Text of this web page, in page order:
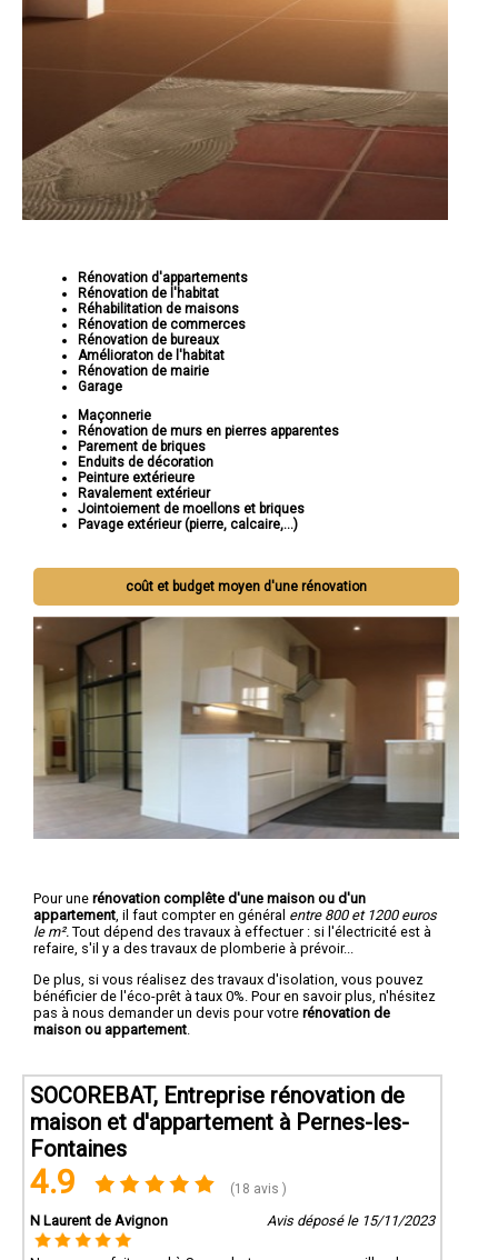
Rénovation d'appartements
Rénovation de l'habitat
Réhabilitation de maisons
Rénovation de commerces
Rénovation de bureaux
Amélioraton de l'habitat
Rénovation de mairie
Garage
Maçonnerie
Rénovation de murs en pierres apparentes
Parement de briques
Enduits de décoration
Peinture extérieure
Ravalement extérieur
Jointoiement de moellons et briques
Pavage extérieur (pierre, calcaire,...)
coût et budget moyen d'une rénovation
Pour une rénovation complête d'une maison ou d'un
appartement , il faut compter en général entre 800 et 1200 euros
le m². Tout dépend des travaux à effectuer : si l'électricité est à
refaire, s'il y a des travaux de plomberie à prévoir...
De plus, si vous réalisez des travaux d'isolation, vous pouvez
bénéficier de l'éco-prêt à taux 0%. Pour en savoir plus, n'hésitez
pas à nous demander un devis pour votre rénovation de
maison ou appartement
SOCOREBAT, Entreprise rénovation de
maison et d'appartement à Pernes-les-
Fontaines
4.9 (18 avis )
N Laurent de Avignon Avis déposé le 15/11/2023